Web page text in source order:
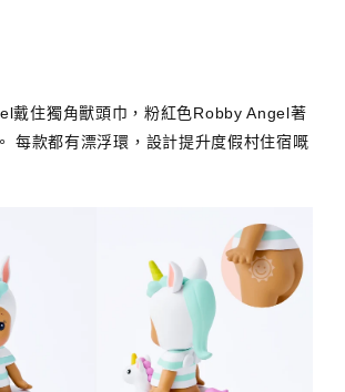
戴住獨角獸頭巾，粉紅色Robby Angel著
每款都有漂浮環，設計提升度假村住宿嘅